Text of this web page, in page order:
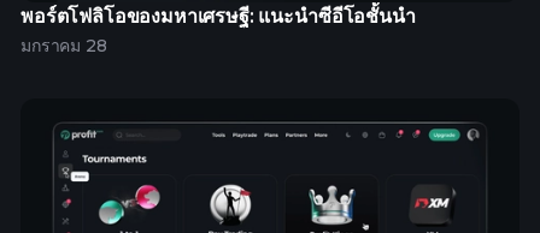
พอร์ตโฟลิโอของมหาเศรษฐี: แนะนำซีอีโอชั้นนำ
มกราคม 28